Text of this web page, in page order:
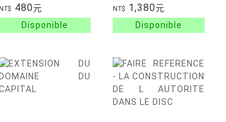
NT$ 480元 NT$ 1,380元